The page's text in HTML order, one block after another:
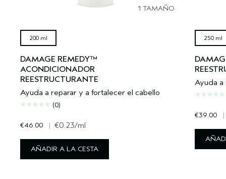
1 TAMAÑO
200 ml
DAMAGE REMEDY™
ACONDICIONADOR
REESTRUCTURANTE
Ayuda a reparar y a fortalecer el cabello
(0)
€46.00 | €0.23/ml
AÑADIR A LA CESTA
250 ml
Ayuda a
€39.00 |